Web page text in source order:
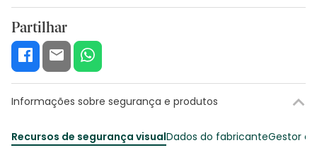
Partilhar
Informações sobre segurança e produtos
Recursos de segurança visualDados do fabricanteGestor